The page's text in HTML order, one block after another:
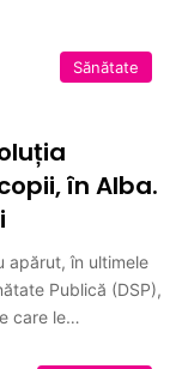
Sănătate
în Alba.
apărut, în ultimele
Publică (DSP),
care le…